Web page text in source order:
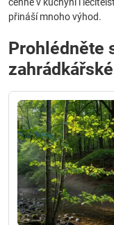
přináší mnoho výhod.
Prohlédněte